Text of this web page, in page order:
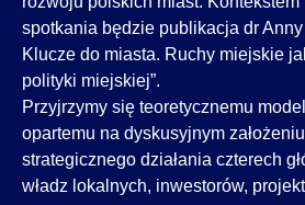
spotkania będzie publikacja dr
Klucze do miasta. Ruchy miejskie
polityki miejskiej”.
Przyjrzymy się teoretycznemu
opartemu na dyskusyjnym
strategicznego działania czterech
władz lokalnych, inwestorów,